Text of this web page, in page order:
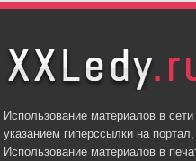
Использование материалов в
указанием гиперссылки на
Использование материалов в